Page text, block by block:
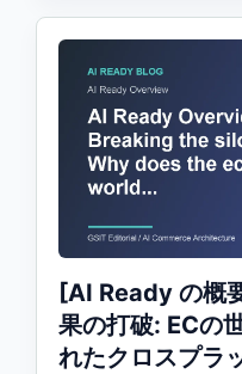
[AI Ready の概
果の打破: ECの
れたクロスプラ